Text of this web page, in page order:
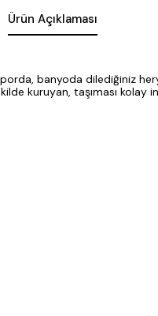
Ürün Açıklaması
banyoda dilediğiniz
kuruyan, taşıması kolay